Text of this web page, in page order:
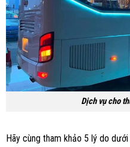
Dịch vụ cho
Hãy cùng tham khảo 5 lý do dưới